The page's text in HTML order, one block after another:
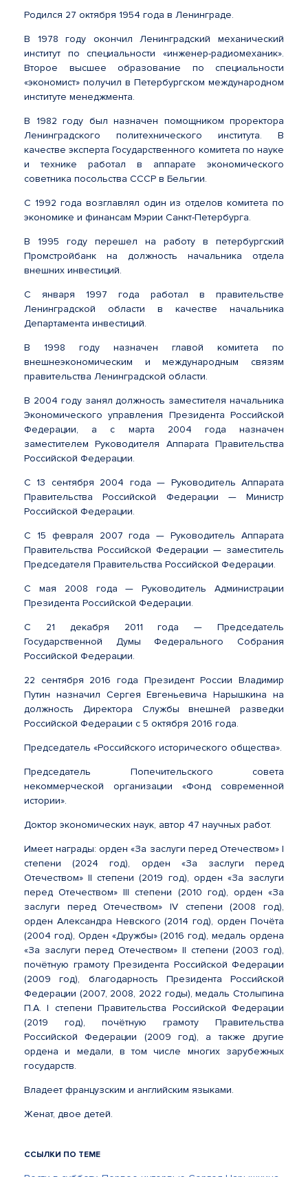
Родился 27 октября 1954 года в Ленинграде.
В 1978 году окончил Ленинградский механический
институт по специальности «инженер-радиомеханик».
Второе высшее образование по специальности
«экономист» получил в Петербургском международном
институте менеджмента.
В 1982 году был назначен помощником проректора
Ленинградского политехнического института. В
качестве эксперта Государственного комитета по науке
и технике работал в аппарате экономического
советника посольства СССР в Бельгии.
С 1992 года возглавлял один из отделов комитета по
экономике и финансам Мэрии Санкт-Петербурга.
В 1995 году перешел на работу в петербургский
Промстройбанк на должность начальника отдела
внешних инвестиций.
С января 1997 года работал в правительстве
Ленинградской области в качестве начальника
Департамента инвестиций.
В 1998 году назначен главой комитета по
внешнеэкономическим и международным связям
правительства Ленинградской области.
В 2004 году занял должность заместителя начальника
Экономического управления Президента Российской
Федерации, а с марта 2004 года назначен
заместителем Руководителя Аппарата Правительства
Российской Федерации.
С 13 сентября 2004 года — Руководитель Аппарата
Правительства Российской Федерации — Министр
Российской Федерации.
С 15 февраля 2007 года — Руководитель Аппарата
Правительства Российской Федерации — заместитель
Председателя Правительства Российской Федерации.
С мая 2008 года — Руководитель Администрации
Президента Российской Федерации.
С 21 декабря 2011 года — Председатель
Государственной Думы Федерального Собрания
Российской Федерации.
22 сентября 2016 года Президент России Владимир
Путин назначил Сергея Евгеньевича Нарышкина на
должность Директора Службы внешней разведки
Российской Федерации с 5 октября 2016 года.
Председатель «Российского исторического общества».
Председатель Попечительского совета
некоммерческой организации «Фонд современной
истории».
Доктор экономических наук, автор 47 научных работ.
Имеет награды: орден «За заслуги перед Отечеством» I
степени (2024 год), орден «За заслуги перед
Отечеством» II степени (2019 год), орден «За заслуги
перед Отечеством» III степени (2010 год), орден «За
заслуги перед Отечеством» IV степени (2008 год),
орден Александра Невского (2014 год), орден Почёта
(2004 год), Орден «Дружбы» (2016 год), медаль ордена
«За заслуги перед Отечеством» II степени (2003 год),
почётную грамоту Президента Российской Федерации
(2009 год), благодарность Президента Российской
Федерации (2007, 2008, 2022 годы), медаль Столыпина
П.А. I степени Правительства Российской Федерации
(2019 год), почётную грамоту Правительства
Российской Федерации (2009 год), а также другие
ордена и медали, в том числе многих зарубежных
государств.
Владеет французским и английским языками.
Женат, двое детей.
ССЫЛКИ ПО ТЕМЕ